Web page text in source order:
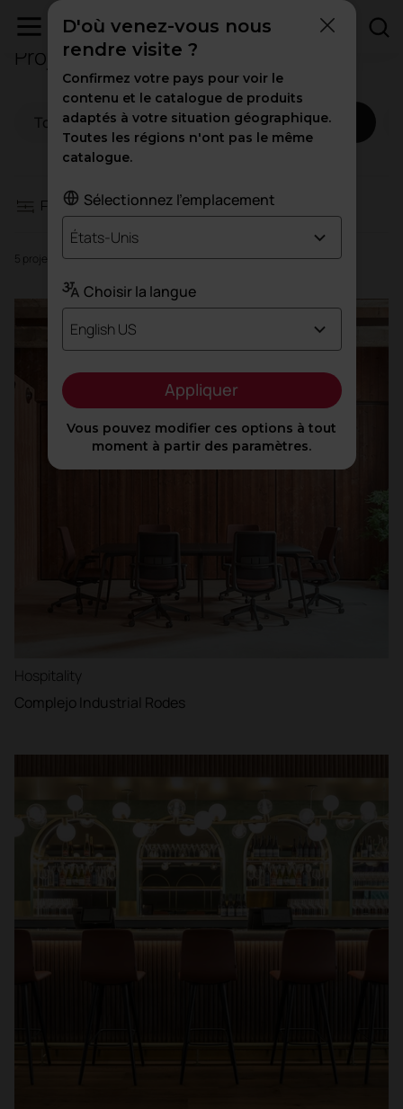
Projets d'accueil
Tous Espaces de travail Hospitality
Filtres
Filtres
Espaces de travail
L'éducation
Trafic élevé
5 projets
Hospitality
Complejo Industrial Rodes
D'où venez-vous nous
rendre visite ?
Confirmez votre pays pour voir le
contenu et le catalogue de produits
adaptés à votre situation géographique.
Toutes les régions n'ont pas le même
catalogue.
Sélectionnez l'emplacement
États-Unis
Choisir la langue
English US
Appliquer
Vous pouvez modifier ces options à tout
moment à partir des paramètres.